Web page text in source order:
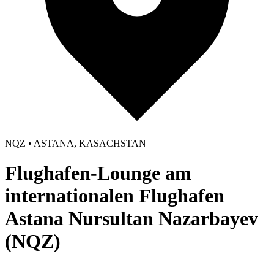
NQZ • ASTANA, KASACHSTAN
Flughafen-Lounge am
internationalen Flughafen
Astana Nursultan Nazarbayev
(NQZ)